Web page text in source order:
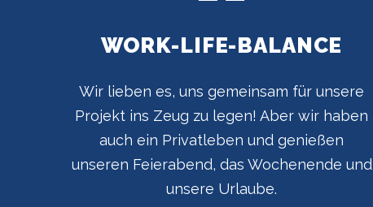
WORK-LIFE-BALANCE
Wir lieben es, uns gemeinsam für unsere
Projekt ins Zeug zu legen! Aber wir haben
auch ein Privatleben und genießen
unseren Feierabend, das Wochenende und
unsere Urlaube.